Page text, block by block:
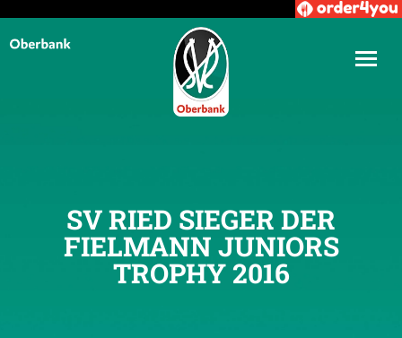
SV RIED SIEGER DER
FIELMANN JUNIORS
TROPHY 2016